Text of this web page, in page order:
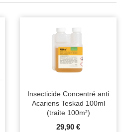
Insecticide Concentré anti
Acariens Teskad 100ml
(traite 100m²)
29,90 €